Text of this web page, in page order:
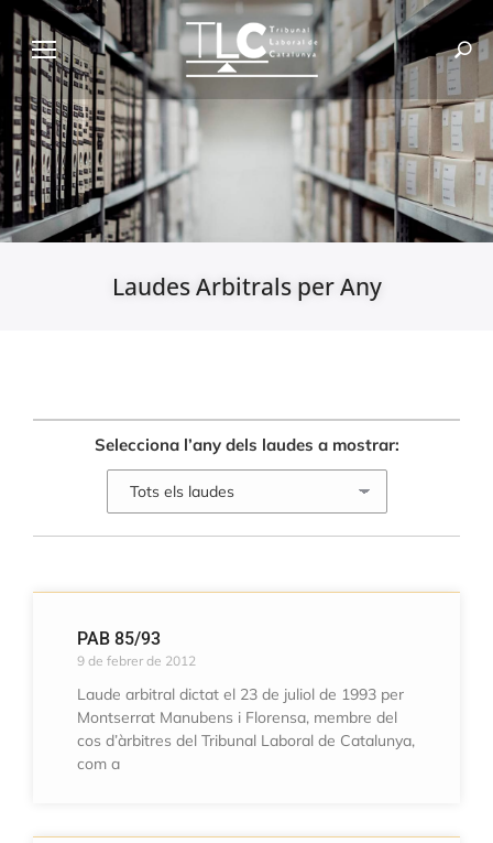
Laudes Arbitrals per Any
Selecciona l’any dels laudes a mostrar:
PAB 85/93
9 de febrer de 2012
Laude arbitral dictat el 23 de juliol de 1993 per
Montserrat Manubens i Florensa, membre del
cos d’àrbitres del Tribunal Laboral de Catalunya,
com a